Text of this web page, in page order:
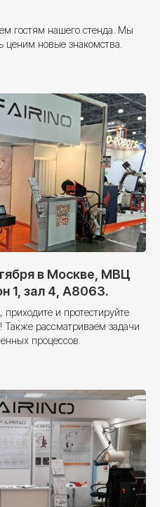
гостям нашего стенда. Мы
новые знакомства.
в Москве, МВЦ
1, зал 4, A8063.
и протестируйте
Также рассматриваем задачи
процессов.